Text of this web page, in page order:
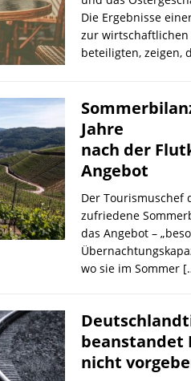
Die Ergebnisse
zur wirtschaftlichen
beteiligten, zeigen,
Jahre
nach der
Angebot
Der Tourismuschef
zufriedene
das Angebot –
wo sie im Sommer
beanstandet
nicht